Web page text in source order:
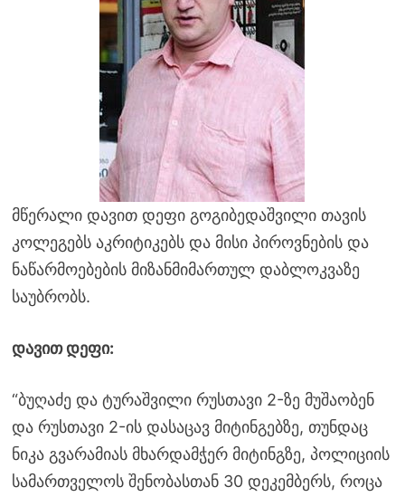
მწერალი დავით დეფი გოგიბედაშვილი თავის
კოლეგებს აკრიტიკებს და მისი პიროვნების და
ნაწარმოებების მიზანმიმართულ დაბლოკვაზე
საუბრობს.
დავით დეფი:
“ბუღაძე და ტურაშვილი რუსთავი 2-ზე მუშაობენ
და რუსთავი 2-ის დასაცავ მიტინგებზე, თუნდაც
ნიკა გვარამიას მხარდამჭერ მიტინგზე, პოლიციის
სამართველოს შენობასთან 30 დეკემბერს, როცა